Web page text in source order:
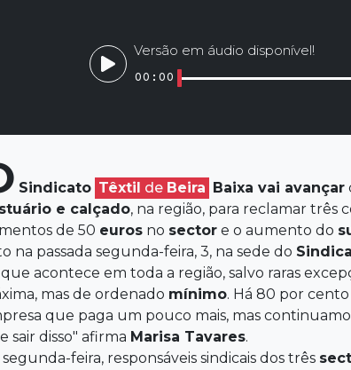
Versão em áudio disponível!
00:00
Sindicato Têxtil de Beira Baixa vai avançar
e calçado, na região, para reclamar três
de 50 euros no sector e o aumento do
na passada segunda-feira, 3, na sede do
acontece em toda a região, salvo raras
mas de ordenado mínimo. Há 80 por
que paga um pouco mais, mas
sair disso" afirma Marisa Tavares.
segunda-feira, responsáveis sindicais dos três